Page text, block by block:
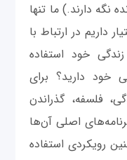
نگه دارند.) ما تنها
داریم در ارتباط با
زندگی خود استفاده
خود دارید؟ برای
فلسفه، گذراندن
اصلی آن‌ها
رویکردی استفاده